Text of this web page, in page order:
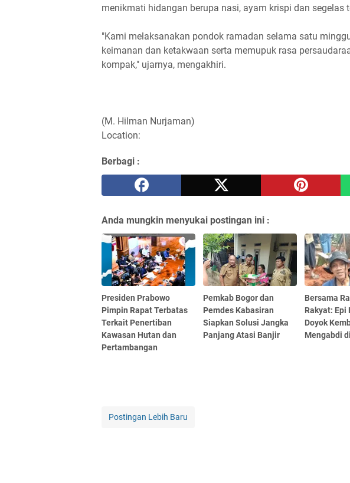
menikmati hidangan berupa nasi, ayam krispi dan segelas
"Kami melaksanakan pondok ramadan selama satu
keimanan dan ketakwaan serta memupuk rasa
kompak," ujarnya, mengakhiri.
(M. Hilman Nurjaman)
Location:
Berbagi :
Anda mungkin menyukai postingan ini :
Presiden Prabowo
Pimpin Rapat Terbatas
Terkait Penertiban
Kawasan Hutan dan
Pertambangan
Pemkab Bogor dan
Pemdes Kabasiran
Siapkan Solusi Jangka
Panjang Atasi Banjir
Bersama
Rakyat: Epi
Doyok
Mengabdi
Postingan Lebih Baru